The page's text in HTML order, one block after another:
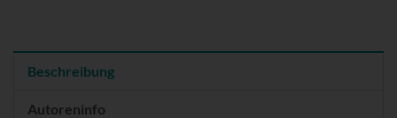
Beschreibung
Autoreninfo